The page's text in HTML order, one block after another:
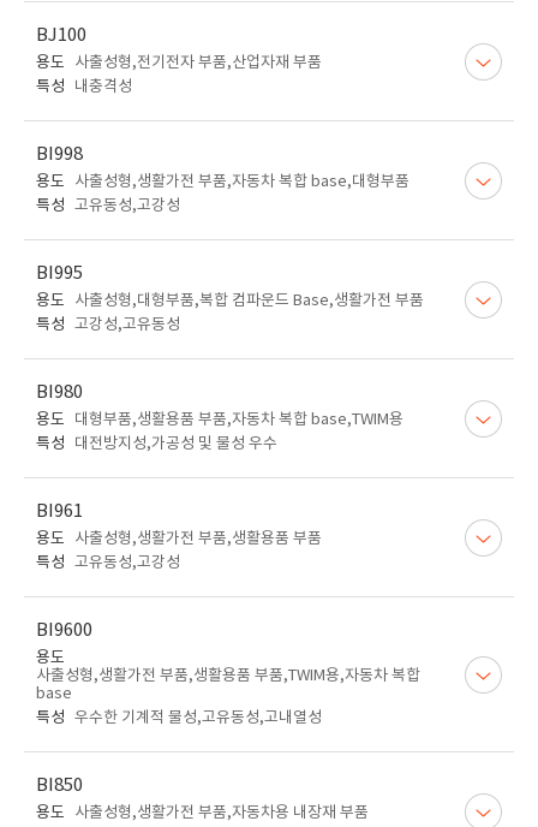
BJ100
용도
사출성형,전기전자 부품,산업자재 부품
특성
내충격성
BI998
용도
사출성형,생활가전 부품,자동차 복합 base,대형부품
특성 고유동성,고강성
BI995
용도
사출성형,대형부품,복합 컴파운드 Base,생활가전 부품
특성 고강성,고유동성
BI980
용도
대형부품,생활용품 부품,자동차 복합 base,TWIM용
특성
대전방지성,가공성 및 물성 우수
BI961
용도
사출성형,생활가전 부품,생활용품 부품
특성 고유동성,고강성
BI9600
용도
사출성형,생활가전 부품,생활용품 부품,TWIM용,자동차 복합
base
특성 우수한 기계적 물성,고유동성,고내열성
BI850
용도
사출성형,생활가전 부품,자동차용 내장재 부품